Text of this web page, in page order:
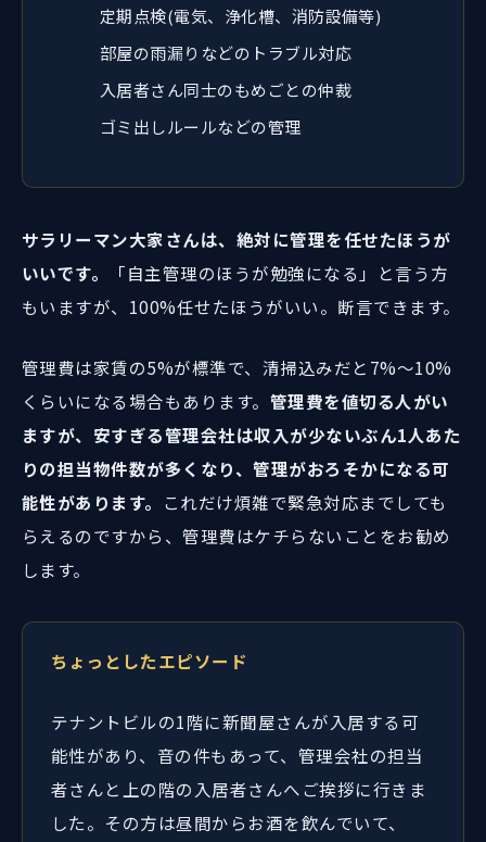
定期点検(電気、浄化槽、消防設備等)
部屋の雨漏りなどのトラブル対応
入居者さん同士のもめごとの仲裁
ゴミ出しルールなどの管理
サラリーマン大家さんは、絶対に管理を任せたほうが
いいです。
「自主管理のほうが勉強になる」と言う方
もいますが、100%任せたほうがいい。断言できます。
管理費は家賃の5%が標準で、清掃込みだと7%〜10%
くらいになる場合もあります。 管理費を値切る人がい
ますが、安すぎる管理会社は収入が少ないぶん1人あた
りの担当物件数が多くなり、管理がおろそかになる可
能性があります。
これだけ煩雑で緊急対応までしても
らえるのですから、管理費はケチらないことをお勧め
します。
ちょっとしたエピソード
テナントビルの1階に新聞屋さんが入居する可
能性があり、音の件もあって、管理会社の担当
者さんと上の階の入居者さんへご挨拶に行きま
した。その方は昼間からお酒を飲んでいて、